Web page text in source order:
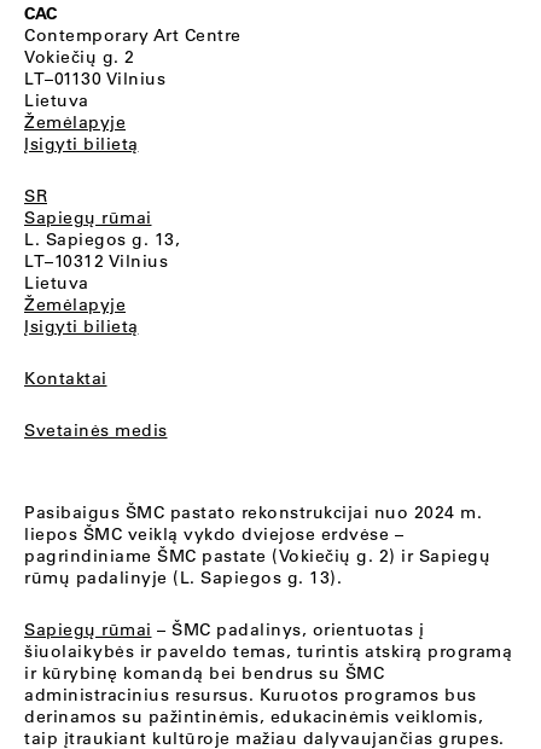
CAC
Contemporary Art Centre
Vokiečių g. 2
LT–01130 Vilnius
Lietuva
Žemėlapyje
Įsigyti bilietą
SR
Sapiegų rūmai
L. Sapiegos g. 13,
LT–10312 Vilnius
Lietuva
Žemėlapyje
Įsigyti bilietą
Kontaktai
Svetainės medis
Pasibaigus ŠMC pastato rekonstrukcijai nuo 2024 m.
liepos ŠMC veiklą vykdo dviejose erdvėse –
pagrindiniame ŠMC pastate (Vokiečių g. 2) ir Sapiegų
rūmų padalinyje (L. Sapiegos g. 13).
Sapiegų rūmai – ŠMC padalinys, orientuotas į
šiuolaikybės ir paveldo temas, turintis atskirą programą
ir kūrybinę komandą bei bendrus su ŠMC
administracinius resursus. Kuruotos programos bus
derinamos su pažintinėmis, edukacinėmis veiklomis,
taip įtraukiant kultūroje mažiau dalyvaujančias grupes.